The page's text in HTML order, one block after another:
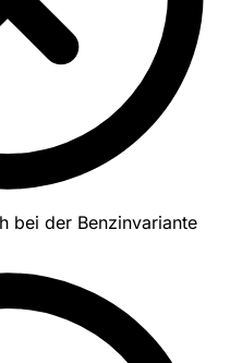
bei der Benzinvariante